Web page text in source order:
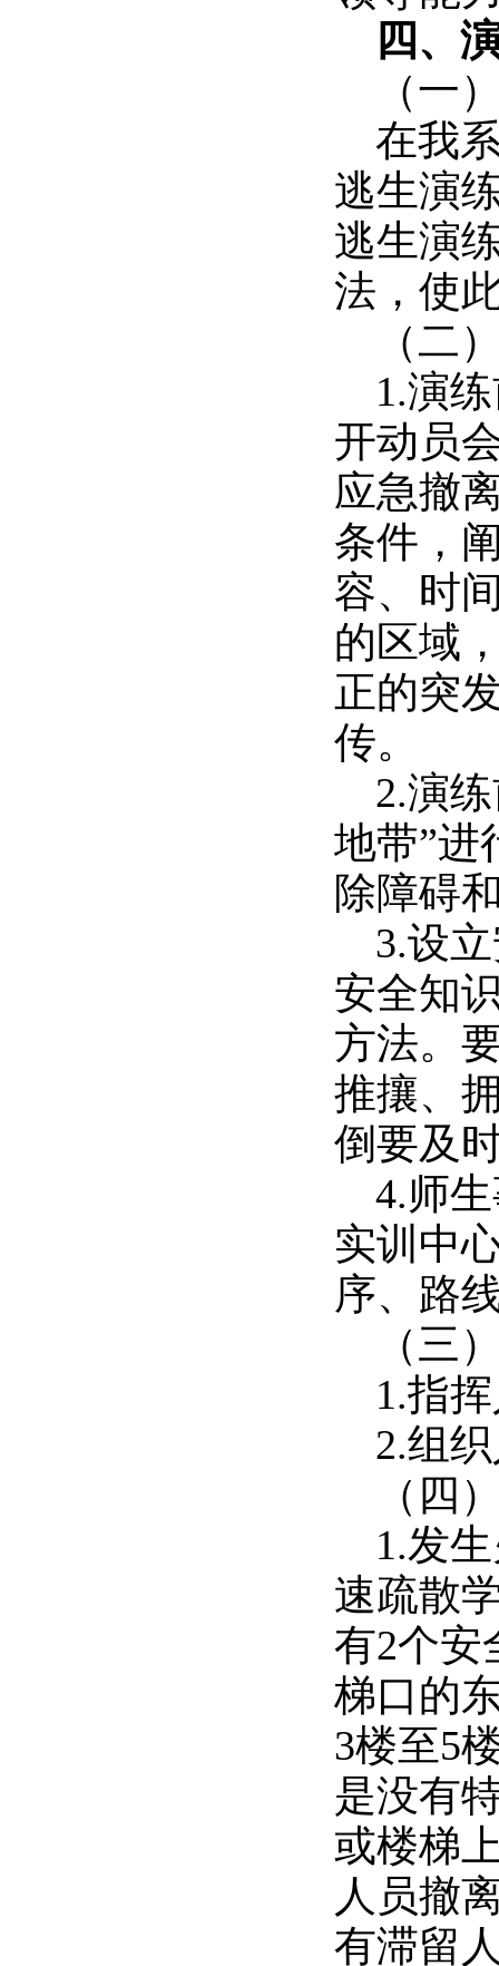
四、
（一
在我
逃生演
逃生演
法，使
（二
1.演
开动员
应急撤
条件，
容、时
的区域
正的突
传。
2.演
地带”进
除障碍
3.设
安全知
方法。
推攘、
倒要及
4.师
实训中
序、路
（三
1.指
2.组
（四
1.发
速疏散
有2个安
梯口的
3楼至5
是没有
或楼梯
人员撤
有滞留